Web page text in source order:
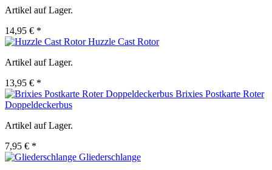
Artikel auf Lager.
14,95 € *
Huzzle Cast Rotor
Artikel auf Lager.
13,95 € *
Brixies Postkarte Roter
Doppeldeckerbus
Artikel auf Lager.
7,95 € *
Gliederschlange